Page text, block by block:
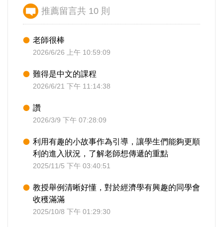
推薦留言共 10 則
老師很棒
2026/6/26 上午 10:59:09
難得是中文的課程
2026/6/21 下午 11:14:38
讚
2026/3/9 下午 07:28:09
利用有趣的小故事作為引導，讓學生們能夠更順
利的進入狀況，了解老師想傳遞的重點
2025/11/5 下午 03:40:51
教授舉例清晰好懂，對於經濟學有興趣的同學會
收穫滿滿
2025/10/8 下午 01:29:30